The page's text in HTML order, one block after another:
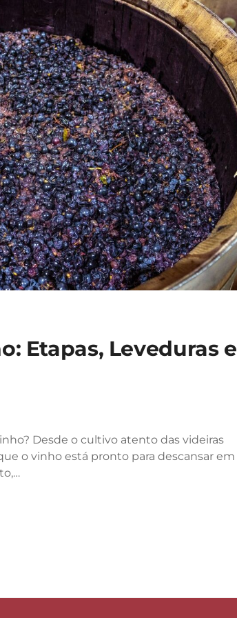
Etapas, Leveduras e
Desde o cultivo atento das videiras
o vinho está pronto para descansar em